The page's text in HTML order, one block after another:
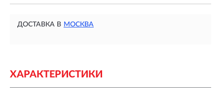
ДОСТАВКА В МОСКВА
ХАРАКТЕРИСТИКИ